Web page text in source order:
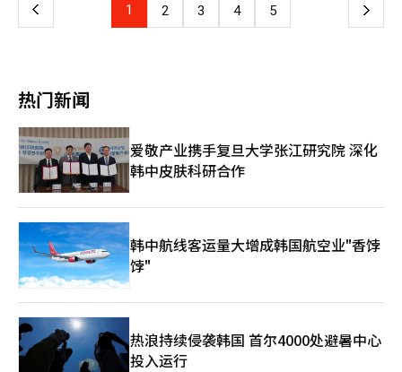
经十年漂泊、最终踏上返乡之路的传奇故事，将于8月5日在韩国上
映、8月14日在中国大陆上映。截至3日上午9时，影片位列韩国电
战略业务地是罕见的现象。通常小规模重建项目因规模小而难以实
现规模经济，因此大型建筑公司的关注度不高。然而，华郎公寓因
佳设计方案。我们将基于国内最佳的住宅供应业绩和余义道共同住
宅的审批经验，竭尽全力打造余义道的标志性建筑。”※ 本报道
经人工智能（AI）系统翻译与编辑。
际成交价格，因此在市场剧烈波动时期，尤其是2024年至2025年
首尔房价快速上涨阶段，可能难以及时反映市场变化。 国会未来
从2027年起考虑将运营时间延长至4月至10月。 首尔市观光体育
智能（AI）系统翻译与编辑。
道等受干旱影响的地方政府参加。 此次会议是因南部地区干旱长
期化的担忧加剧而召开的。根据7月27日的数据，大邱·庆北地区
及对策、各机构的合作方案等。特别是运文水库目前通过减少河流
维持用水和替代取水确保生活和工业用水供应没有问题。如果干旱
持续，还将讨论通过金湖江引水等方式稳定供水的方案。 密阳水
库和岑津江水库的预防性应对也将推进。气候部预计这两个水库的
干旱管理阶段将在8月初上调至“警戒”阶段。因此，将讨论通过
河流水等其他水源替代供应生活和工业用水，或在不影响农业的范
围内减少农业用水的方案。 金成焕部长表示：“通过此次对策会
议，我们将巩固相关机构之间的协作机制，确保南部地区干旱应对
的万全准备，并将持续检查主要水库的现状，确保供水不受影响，
直到干旱情况缓解。”※ 本报道经人工智能（AI）系统翻译与编
辑。
上 1 2 3 4 5 下
热门新闻
爱敬产业携手复旦大学张江研究院 深化
韩中皮肤科研合作
韩中航线客运量大增成韩国航空业"香饽
饽"
热浪持续侵袭韩国 首尔4000处避暑中心
投入运行